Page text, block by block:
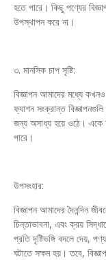
হতে পারে। কিছু পণ্যের
উপস্থাপন করে না।
৩. মানসিক চাপ সৃষ্টি:
বিজ্ঞাপন আমাদের মধ্যে
ফ্যাশন সংক্রান্ত
জন্য অসাধ্য হয়ে ওঠে। একে
পারে।
উপসংহার:
বিজ্ঞাপন আমাদের দৈনন্দিন
চিন্তাভাবনা, এবং ক্রয়
প্রতি দৃষ্টিভঙ্গি বদলে দেয়,
ঘটাতে সক্ষম হয়। তবে,